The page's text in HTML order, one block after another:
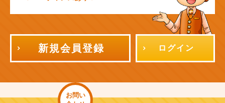
新規会員登録 ログイン
お問い